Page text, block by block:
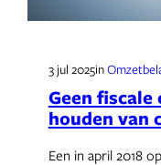
3 jul 2025in
Geen
houden van
Een in april 2018